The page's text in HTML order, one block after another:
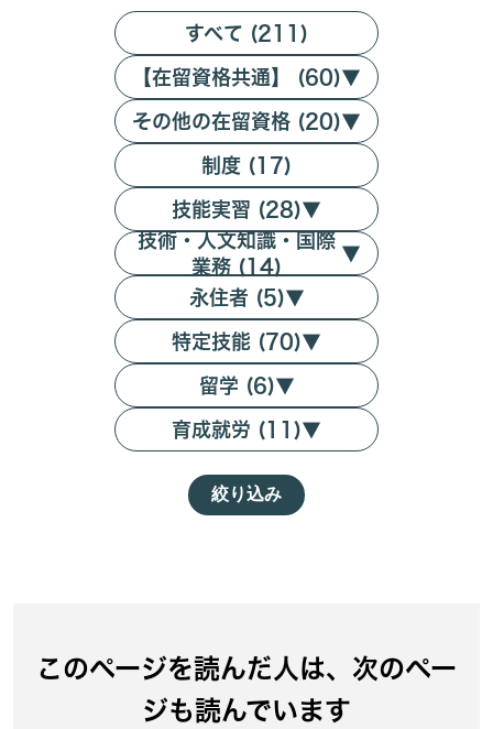
すべて (211)
【在留資格共通】 (60)▼
その他の在留資格 (20)▼
制度 (17)
技能実習 (28)▼
技術・人文知識・国際
業務 (14)
▼
永住者 (5)▼
特定技能 (70)▼
留学 (6)▼
育成就労 (11)▼
絞り込み
このページを読んだ人は、次のペー
ジも読んでいます